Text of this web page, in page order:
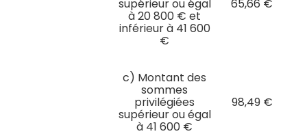
supérieur ou égal
à 20 800 € et
inférieur à 41 600
€
65,66 €
c) Montant des
sommes
privilégiées
supérieur ou égal
à 41 600 €
98,49 €